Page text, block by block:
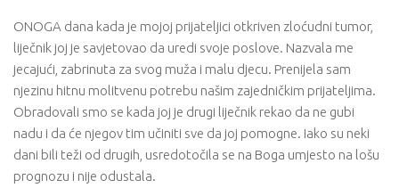
ONOGA dana kada je mojoj prijateljici otkriven zloćudni tumor,
liječnik joj je savjetovao da uredi svoje poslove. Nazvala me
jecajući, zabrinuta za svog muža i malu djecu. Prenijela sam
njezinu hitnu molitvenu potrebu našim zajedničkim prijateljima.
Obradovali smo se kada joj je drugi liječnik rekao da ne gubi
nadu i da će njegov tim učiniti sve da joj pomogne. Iako su neki
dani bili teži od drugih, usredotočila se na Boga umjesto na lošu
prognozu i nije odustala.